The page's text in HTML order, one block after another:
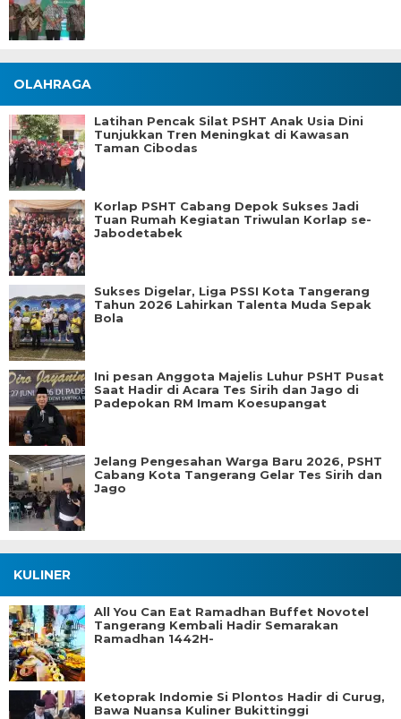
OLAHRAGA
Latihan Pencak Silat PSHT Anak Usia Dini
Tunjukkan Tren Meningkat di Kawasan
Taman Cibodas
Korlap PSHT Cabang Depok Sukses Jadi
Tuan Rumah Kegiatan Triwulan Korlap se-
Jabodetabek
Sukses Digelar, Liga PSSI Kota Tangerang
Tahun 2026 Lahirkan Talenta Muda Sepak
Bola
Ini pesan Anggota Majelis Luhur PSHT Pusat
Saat Hadir di Acara Tes Sirih dan Jago di
Padepokan RM Imam Koesupangat
Jelang Pengesahan Warga Baru 2026, PSHT
Cabang Kota Tangerang Gelar Tes Sirih dan
Jago
KULINER
All You Can Eat Ramadhan Buffet Novotel
Tangerang Kembali Hadir Semarakan
Ramadhan 1442H-
Ketoprak Indomie Si Plontos Hadir di Curug,
Bawa Nuansa Kuliner Bukittinggi